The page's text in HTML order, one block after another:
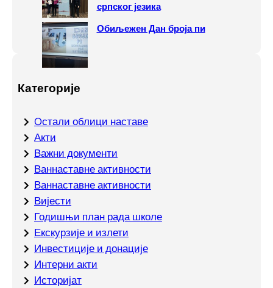
српског језика
Обиљежен Дан броја пи
Категорије
Oстали облици наставе
Акти
Важни документи
Ваннаставне активности
Ваннаставне активности
Вијести
Годишњи план рада школе
Екскурзије и излети
Инвестиције и донације
Интерни акти
Историјат